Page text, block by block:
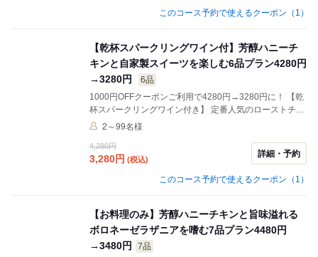
このコース予約で使えるクーポン（1）
【乾杯スパークリングワイン付】芳醇ハニーチ
キンと自家製スイーツを楽しむ6品プラン4280円
→3280円
6品
1000円OFFクーポンご利用で4280円→3280円に！ 【乾
杯スパークリングワイン付き】 定番人気のローストチキ
ンがメインの格安6品コース☆デートや女子会などに最
に変更もできます。
2～99名様
4,280円
3,280円 (税込)
詳細・予約
このコース予約で使えるクーポン（1）
【お料理のみ】芳醇ハニーチキンと旨味溢れる
ボロネーゼラザニアを嗜む7品プラン4480円
→3480円
7品